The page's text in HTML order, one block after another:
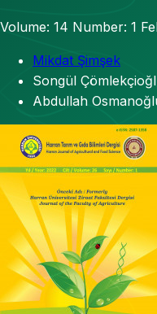
Volume: 14 Number: 1
Mikdat Şimşek
Songül
Abdullah